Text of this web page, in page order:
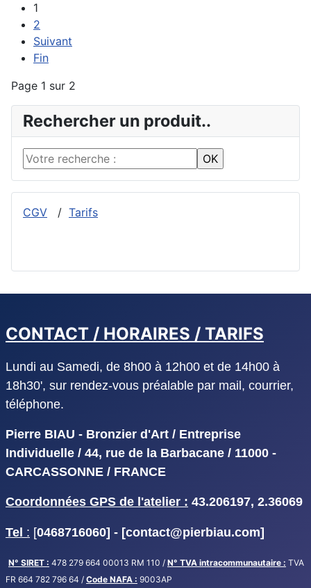
Rechercher un produit..
CGV / Tarifs
1
2
Suivant
Fin
Page 1 sur 2
CONTACT / HORAIRES / TARIFS
Lundi au Samedi, de 8h00 à 12h00 et de 14h00 à
18h30', sur rendez-vous préalable par mail, courrier,
téléphone.
Pierre BIAU - Bronzier d'Art / Entreprise
Individuelle / 44, rue de la Barbacane / 11000 -
CARCASSONNE / FRANCE
Coordonnées GPS de l'atelier : 43.206197, 2.36069
Tel : [0468716060] - [contact@pierbiau.com]
N° SIRET : 478 279 664 00013 RM 110 / N° TVA intracommunautaire : TVA
FR 664 782 796 64 / Code NAFA : 9003AP